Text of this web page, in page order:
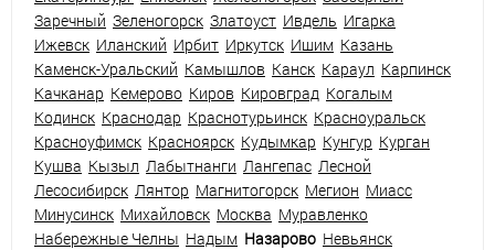
Заречный Зеленогорск Златоуст Ивдель Игарка
Ижевск Иланский Ирбит Иркутск Ишим Казань
Каменск-Уральский Камышлов Канск Караул Карпинск
Качканар Кемерово Киров Кировград Когалым
Кодинск Краснодар Краснотурьинск Красноуральск
Красноуфимск Красноярск Кудымкар Кунгур Курган
Кушва Кызыл Лабытнанги Лангепас Лесной
Лесосибирск Лянтор Магнитогорск Мегион Миасс
Минусинск Михайловск Москва Муравленко
Набережные Челны Надым Назарово Невьянск